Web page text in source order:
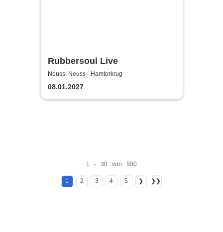
Rubbersoul Live
Neuss, Neuss - Hamtorkrug
08.01.2027
1 - 30 von 500
1 2 3 4 5 ❯ ❯❯